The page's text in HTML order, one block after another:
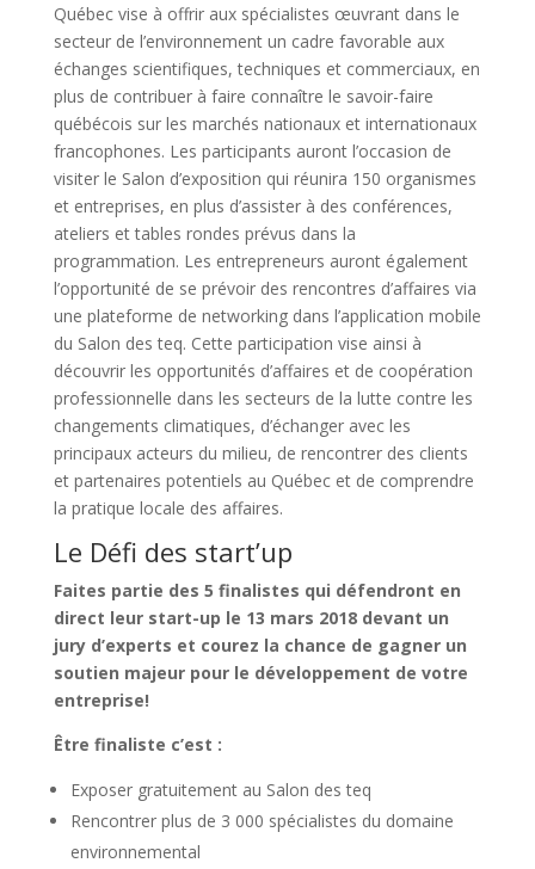
Québec vise à offrir aux spécialistes œuvrant dans le
secteur de l’environnement un cadre favorable aux
échanges scientifiques, techniques et commerciaux, en
plus de contribuer à faire connaître le savoir-faire
québécois sur les marchés nationaux et internationaux
francophones. Les participants auront l’occasion de
visiter le Salon d’exposition qui réunira 150 organismes
et entreprises, en plus d’assister à des conférences,
ateliers et tables rondes prévus dans la
programmation. Les entrepreneurs auront également
l’opportunité de se prévoir des rencontres d’affaires via
une plateforme de networking dans l’application mobile
du Salon des teq. Cette participation vise ainsi à
découvrir les opportunités d’affaires et de coopération
professionnelle dans les secteurs de la lutte contre les
changements climatiques, d’échanger avec les
principaux acteurs du milieu, de rencontrer des clients
et partenaires potentiels au Québec et de comprendre
la pratique locale des affaires.
Le Défi des start’up
Faites partie des 5 finalistes qui défendront en
direct leur start-up le 13 mars 2018 devant un
jury d’experts et courez la chance de gagner un
soutien majeur pour le développement de votre
entreprise!
Être finaliste c’est :
Exposer gratuitement au Salon des teq
Rencontrer plus de 3 000 spécialistes du domaine
environnemental